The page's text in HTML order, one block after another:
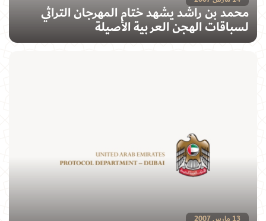
محمد بن راشد يشهد ختام المهرجان التراثي
لسباقات الهجن العربية الأصيلة